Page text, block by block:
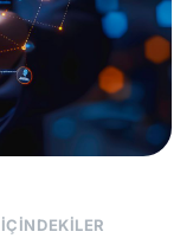
İÇINDEKILER